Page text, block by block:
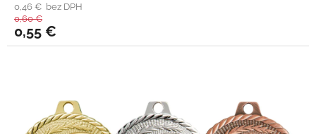
0,46 € bez DPH
0,60 €
0,55 €